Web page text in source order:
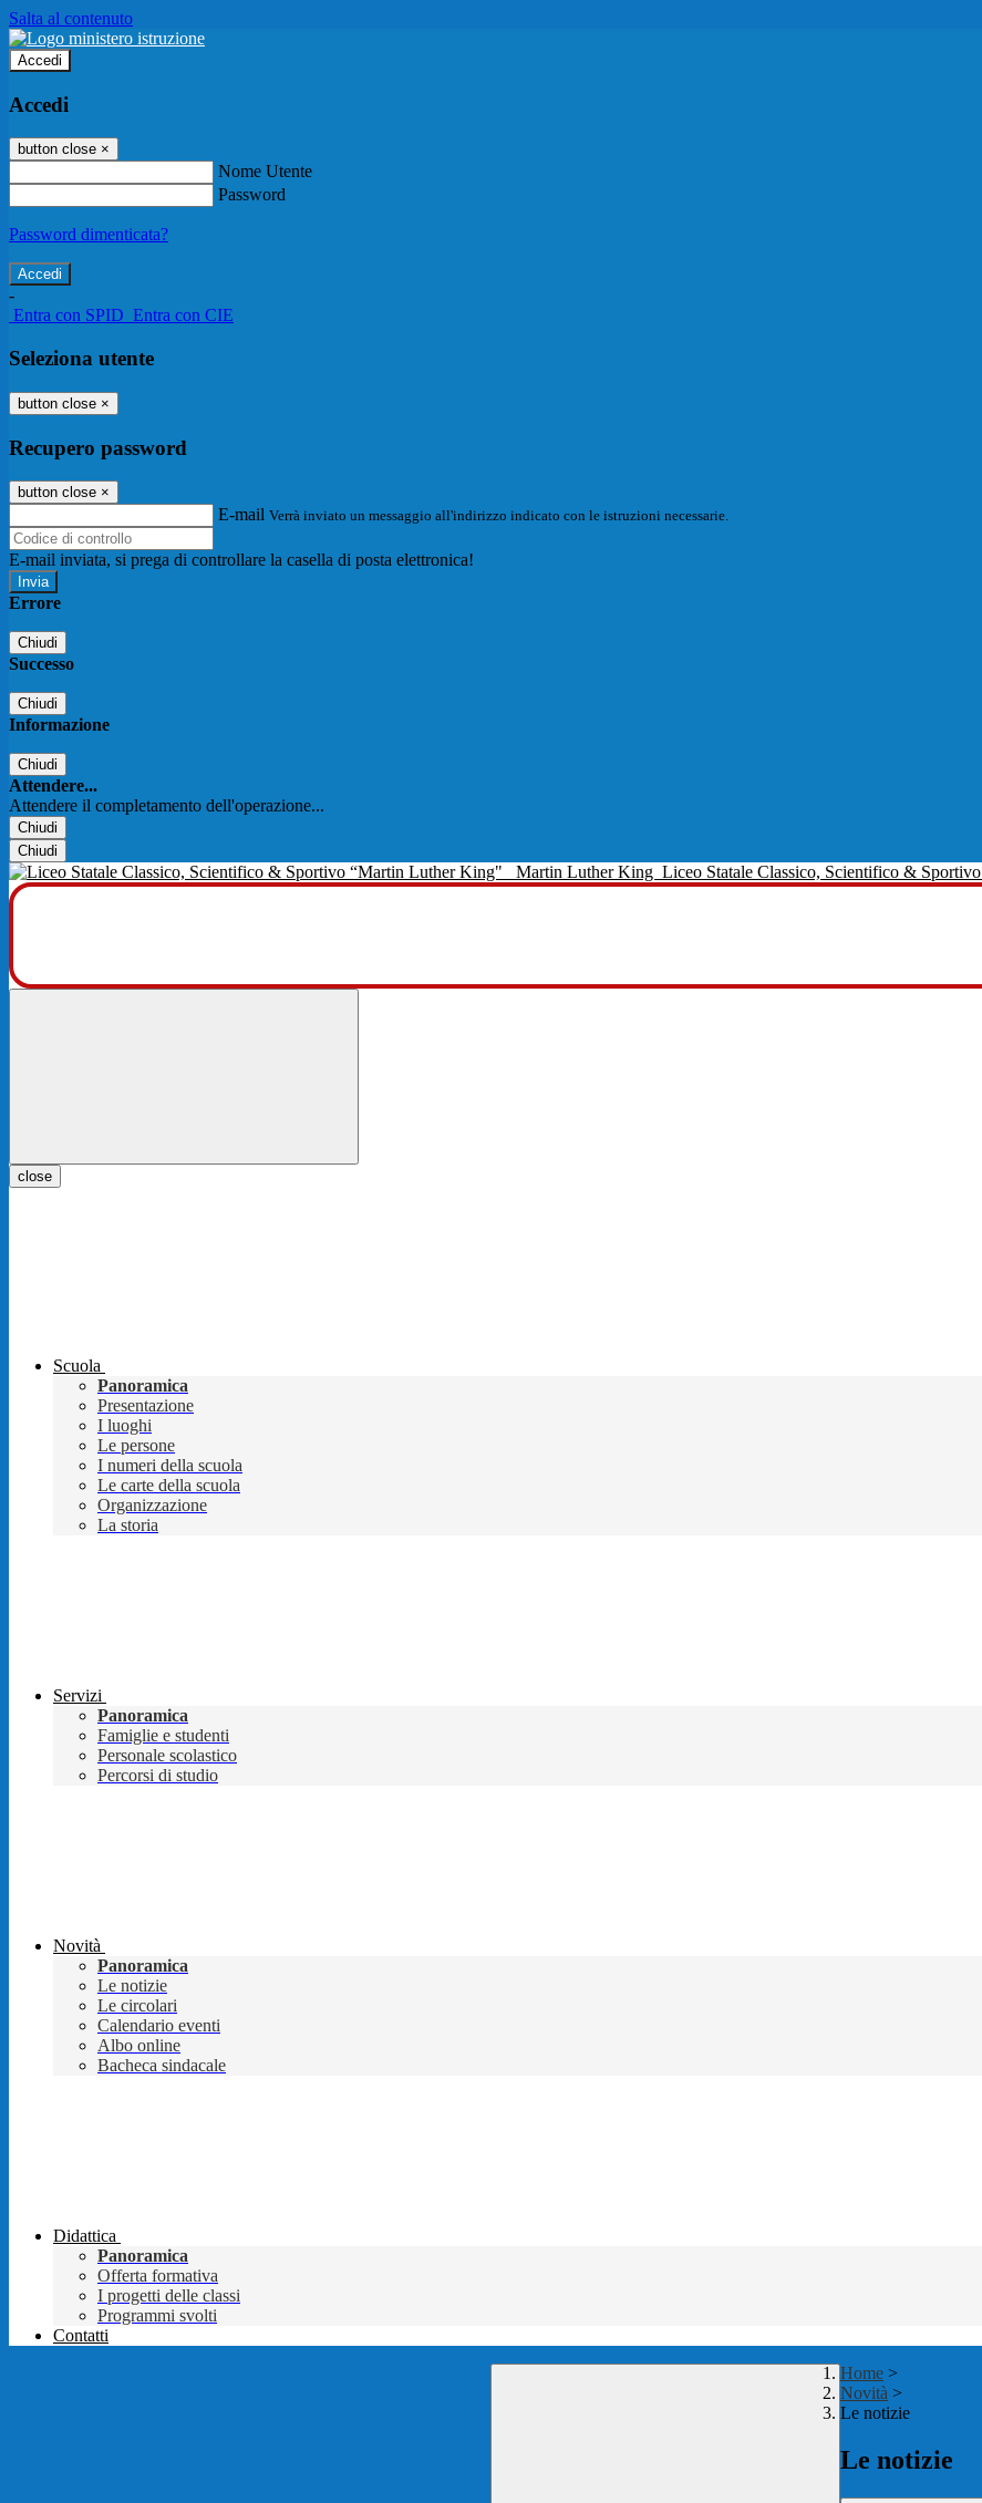
Salta al contenuto
Accedi
Accedi
button close ×
Nome Utente
Password
Password dimenticata?
-
Entra con SPID Entra con CIE
Seleziona utente
button close ×
Recupero password
button close ×
E-mail Verrà inviato un messaggio all'indirizzo indicato con le istruzioni necessarie.
E-mail inviata, si prega di controllare la casella di posta elettronica!
Errore
Chiudi
Successo
Chiudi
Informazione
Chiudi
Attendere...
Attendere il completamento dell'operazione...
Chiudi
Chiudi
Martin Luther King Liceo Statale Classico, Scientifico & Sportivo
close
Scuola
Panoramica
Presentazione
I luoghi
Le persone
I numeri della scuola
Le carte della scuola
Organizzazione
La storia
Servizi
Panoramica
Famiglie e studenti
Personale scolastico
Percorsi di studio
Novità
Panoramica
Le notizie
Le circolari
Calendario eventi
Albo online
Bacheca sindacale
Didattica
Panoramica
Offerta formativa
I progetti delle classi
Programmi svolti
Contatti
Home >
Novità >
Le notizie
Le notizie